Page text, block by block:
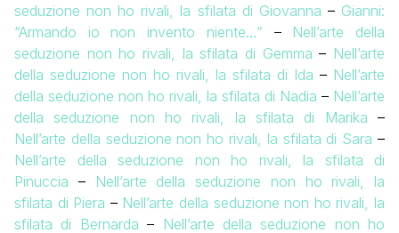
seduzione non ho rivali, la sfilata di Giovanna – Gianni:
“Armando io non invento niente…” – Nell’arte della
seduzione non ho rivali, la sfilata di Gemma – Nell’arte
della seduzione non ho rivali, la sfilata di Ida – Nell’arte
della seduzione non ho rivali, la sfilata di Nadia – Nell’arte
della seduzione non ho rivali, la sfilata di Marika –
Nell’arte della seduzione non ho rivali, la sfilata di Sara –
Nell’arte della seduzione non ho rivali, la sfilata di
Pinuccia –
Nell’arte della seduzione non ho rivali, la
sfilata di Piera – Nell’arte della seduzione non ho rivali, la
sfilata di Bernarda – Nell’arte della seduzione non ho